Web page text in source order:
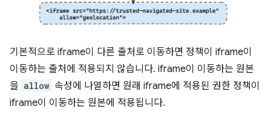
기본적으로 iframe이 다른 출처로 이동하면 정책이 iframe이
이동하는 출처에 적용되지 않습니다. iframe이 이동하는 원본
을 allow 속성에 나열하면 원래 iframe에 적용된 권한 정책이
iframe이 이동하는 원본에 적용됩니다.